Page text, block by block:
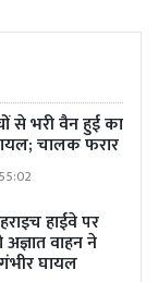
से भरी वैन हुई का
चालक फरार
हाईवे पर
वाहन ने
घायल